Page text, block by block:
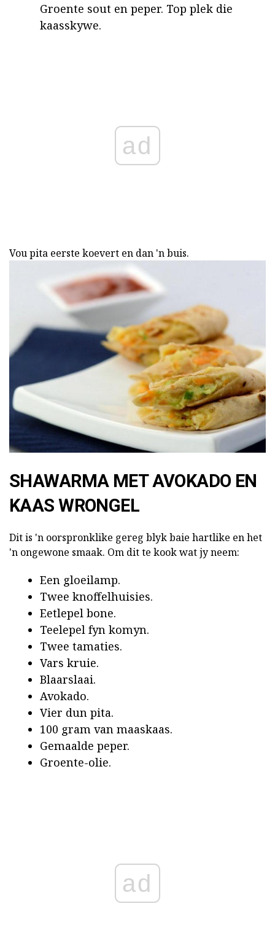
Groente sout en peper. Top plek die
kaasskywe.
ad
Vou pita eerste koevert en dan 'n buis.
SHAWARMA MET AVOKADO EN
KAAS WRONGEL
Dit is 'n oorspronklike gereg blyk baie hartlike en het
'n ongewone smaak. Om dit te kook wat jy neem:
Een gloeilamp.
Twee knoffelhuisies.
Eetlepel bone.
Teelepel fyn komyn.
Twee tamaties.
Vars kruie.
Blaarslaai.
Avokado.
Vier dun pita.
100 gram van maaskaas.
Gemaalde peper.
Groente-olie.
ad